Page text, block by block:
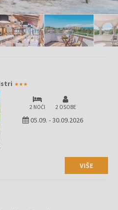
2 NOĆI 2 OSOBE
05.09. -30.09.2026
VIŠE